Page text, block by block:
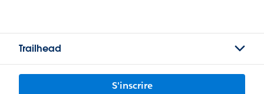
Trailhead
S'inscrire